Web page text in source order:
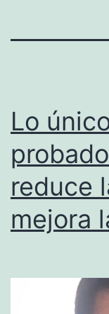
Lo
reduce
mejora